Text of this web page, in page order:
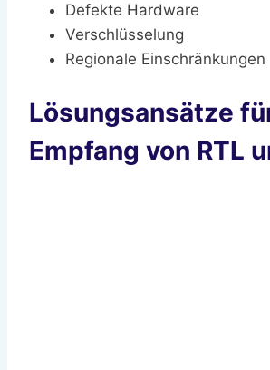
Defekte Hardware
Verschlüsselung
Regionale Einschränkungen
Lösungsansätze
Empfang von RTL